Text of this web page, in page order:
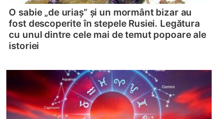
O sabie „de uriaș” și un mormânt bizar au
fost descoperite în stepele Rusiei. Legătura
cu unul dintre cele mai de temut popoare ale
istoriei